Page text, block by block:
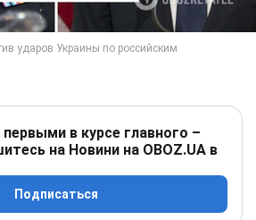
первыми в курсе главного –
на Новини на OBOZ.UA в
Подписаться